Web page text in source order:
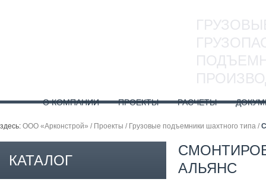
О КОМПАНИИ ПРОЕКТЫ РАСЧЕТЫ
здесь: ООО «Арконстрой» / Проекты / Грузовые подъемники шахтного типа /
КАТАЛОГ
АЛЬЯНС